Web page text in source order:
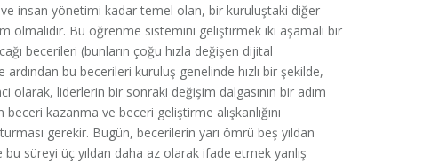
insan yönetimi kadar temel olan, bir kuruluştaki diğer
olmalıdır. Bu öğrenme sistemini geliştirmek iki aşamalı bir
becerileri (bunların çoğu hızla değişen dijital
bu becerileri kuruluş genelinde hızlı bir şekilde,
olarak, liderlerin bir sonraki değişim dalgasının bir adım
kazanma ve beceri geliştirme alışkanlığını
gerekir. Bugün, becerilerin yarı ömrü beş yıldan
süreyi üç yıldan daha az olarak ifade etmek yanlış